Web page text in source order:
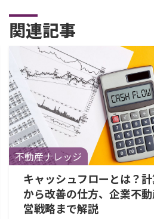
関連記事
不動産ナレッジ
キャッシュフローとは？
から改善の仕方、企業不
営戦略まで解説